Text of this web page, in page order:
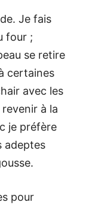
Je fais
four ;
se retire
certaines
avec les
à la
je préfère
adeptes
pour